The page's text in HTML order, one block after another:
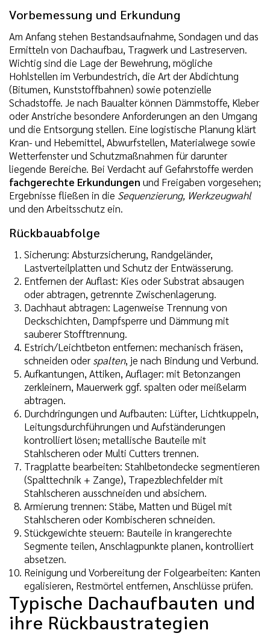
Vorbemessung und Erkundung
Am Anfang stehen Bestandsaufnahme, Sondagen und das
Ermitteln von Dachaufbau, Tragwerk und Lastreserven.
Wichtig sind die Lage der Bewehrung, mögliche
Hohlstellen im Verbundestrich, die Art der Abdichtung
(Bitumen, Kunststoffbahnen) sowie potenzielle
Schadstoffe. Je nach Baualter können Dämmstoffe, Kleber
oder Anstriche besondere Anforderungen an den Umgang
und die Entsorgung stellen. Eine logistische Planung klärt
Kran- und Hebemittel, Abwurfstellen, Materialwege sowie
Wetterfenster und Schutzmaßnahmen für darunter
liegende Bereiche. Bei Verdacht auf Gefahrstoffe werden
fachgerechte Erkundungen und Freigaben vorgesehen;
Ergebnisse fließen in die Sequenzierung, Werkzeugwahl
und den Arbeitsschutz ein.
Rückbauabfolge
Sicherung: Absturzsicherung, Randgeländer,
Lastverteilplatten und Schutz der Entwässerung.
Entfernen der Auflast: Kies oder Substrat absaugen
oder abtragen, getrennte Zwischenlagerung.
Dachhaut abtragen: Lagenweise Trennung von
Deckschichten, Dampfsperre und Dämmung mit
sauberer Stofftrennung.
Estrich/Leichtbeton entfernen: mechanisch fräsen,
schneiden oder spalten, je nach Bindung und Verbund.
Aufkantungen, Attiken, Auflager: mit Betonzangen
zerkleinern, Mauerwerk ggf. spalten oder meißelarm
abtragen.
Durchdringungen und Aufbauten: Lüfter, Lichtkuppeln,
Leitungsdurchführungen und Aufständerungen
kontrolliert lösen; metallische Bauteile mit
Stahlscheren oder Multi Cutters trennen.
Tragplatte bearbeiten: Stahlbetondecke segmentieren
(Spalttechnik + Zange), Trapezblechfelder mit
Stahlscheren ausschneiden und absichern.
Armierung trennen: Stäbe, Matten und Bügel mit
Stahlscheren oder Kombischeren schneiden.
Stückgewichte steuern: Bauteile in krangerechte
Segmente teilen, Anschlagpunkte planen, kontrolliert
absetzen.
Reinigung und Vorbereitung der Folgearbeiten: Kanten
egalisieren, Restmörtel entfernen, Anschlüsse prüfen.
Typische Dachaufbauten und
ihre Rückbaustrategien